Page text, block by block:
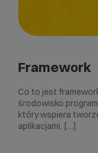
Framework
Co to jest
środowisko
który wspiera
aplikacjami. […]